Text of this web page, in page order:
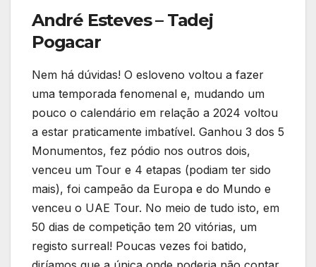
André Esteves – Tadej
Pogacar
Nem há dúvidas! O esloveno voltou a fazer
uma temporada fenomenal e, mudando um
pouco o calendário em relação a 2024 voltou
a estar praticamente imbatível. Ganhou 3 dos 5
Monumentos, fez pódio nos outros dois,
venceu um Tour e 4 etapas (podiam ter sido
mais), foi campeão da Europa e do Mundo e
venceu o UAE Tour. No meio de tudo isto, em
50 dias de competição tem 20 vitórias, um
registo surreal! Poucas vezes foi batido,